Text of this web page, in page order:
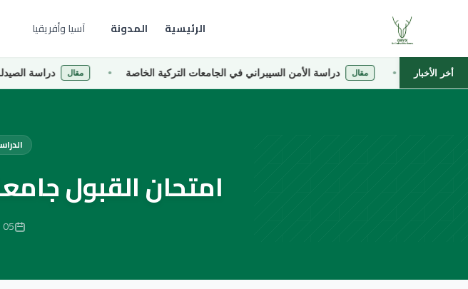
الرئيسية المدونة آسيا وأفريقيا
أخر الأخبار مقال دراسة الأمن السيبراني في الجامعات التركية الخاصة مقال دراسة الصيدلة في
امتحان القبول
05 مارس 2026